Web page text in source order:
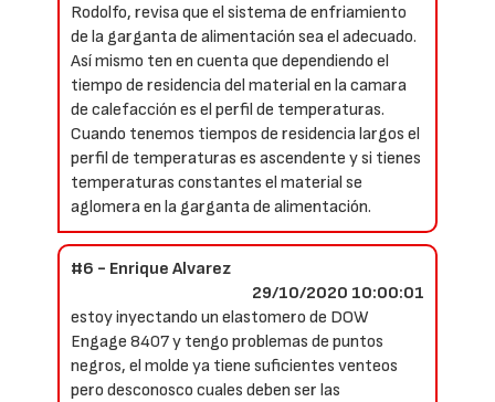
Rodolfo, revisa que el sistema de enfriamiento
de la garganta de alimentación sea el adecuado.
Así mismo ten en cuenta que dependiendo el
tiempo de residencia del material en la camara
de calefacción es el perfil de temperaturas.
Cuando tenemos tiempos de residencia largos el
perfil de temperaturas es ascendente y si tienes
temperaturas constantes el material se
aglomera en la garganta de alimentación.
#6 - Enrique Alvarez
29/10/2020 10:00:01
estoy inyectando un elastomero de DOW
Engage 8407 y tengo problemas de puntos
negros, el molde ya tiene suficientes venteos
pero desconosco cuales deben ser las